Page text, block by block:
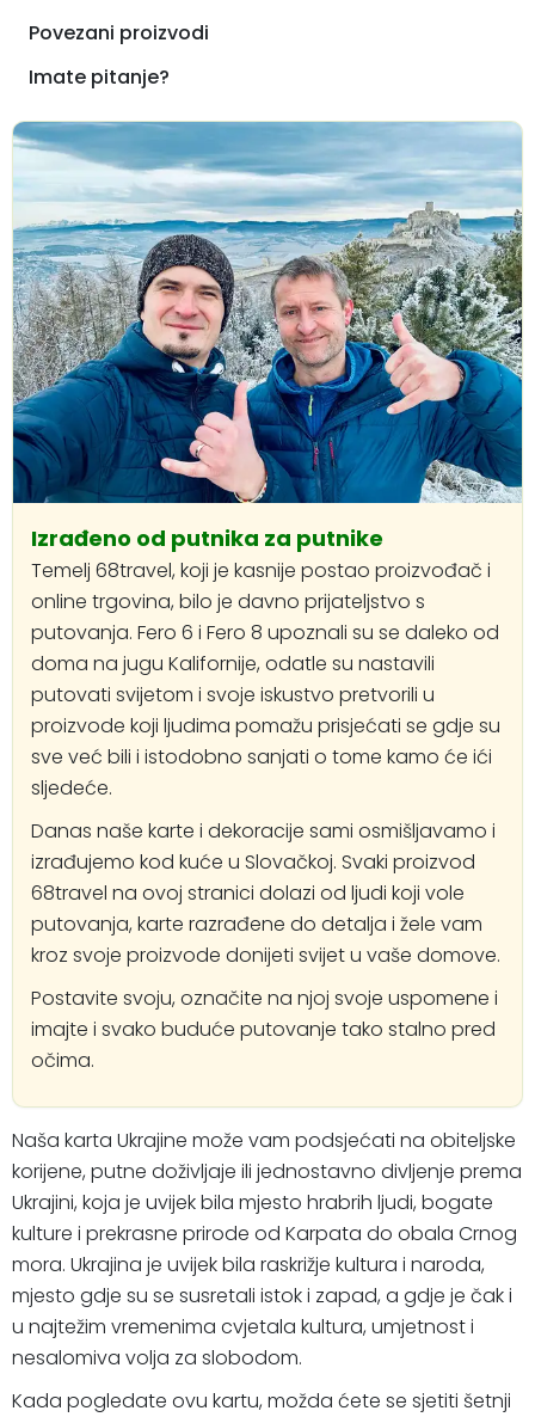
Povezani proizvodi
Imate pitanje?
Izrađeno od putnika za putnike
Temelj 68travel, koji je kasnije postao proizvođač i
online trgovina, bilo je davno prijateljstvo s
putovanja. Fero 6 i Fero 8 upoznali su se daleko od
doma na jugu Kalifornije, odatle su nastavili
putovati svijetom i svoje iskustvo pretvorili u
proizvode koji ljudima pomažu prisjećati se gdje su
sve već bili i istodobno sanjati o tome kamo će ići
sljedeće.
Danas naše karte i dekoracije sami osmišljavamo i
izrađujemo kod kuće u Slovačkoj. Svaki proizvod
68travel na ovoj stranici dolazi od ljudi koji vole
putovanja, karte razrađene do detalja i žele vam
kroz svoje proizvode donijeti svijet u vaše domove.
Postavite svoju, označite na njoj svoje uspomene i
imajte i svako buduće putovanje tako stalno pred
očima.
Naša karta Ukrajine može vam podsjećati na obiteljske
korijene, putne doživljaje ili jednostavno divljenje prema
Ukrajini, koja je uvijek bila mjesto hrabrih ljudi, bogate
kulture i prekrasne prirode od Karpata do obala Crnog
mora. Ukrajina je uvijek bila raskrižje kultura i naroda,
mjesto gdje su se susretali istok i zapad, a gdje je čak i
u najtežim vremenima cvjetala kultura, umjetnost i
nesalomiva volja za slobodom.
Kada pogledate ovu kartu, možda ćete se sjetiti šetnji